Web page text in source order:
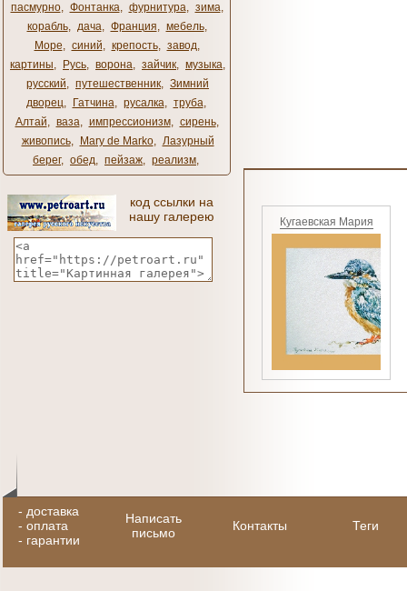
пасмурно, Фонтанка, фурнитура, зима,
корабль, дача, Франция, мебель,
Море, синий, крепость, завод,
картины, Русь, ворона, зайчик, музыка,
русский, путешественник, Зимний
дворец, Гатчина, русалка, труба,
Алтай, ваза, импрессионизм, сирень,
живопись, Mary de Marko, Лазурный
берег, обед, пейзаж, реализм,
код ссылки на
нашу галерею
Кугаевская Мария
- доставка
- оплата
- гарантии
Написать
письмо
Контакты Теги